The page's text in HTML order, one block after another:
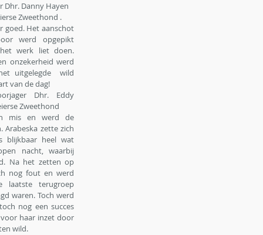
Dhr. Danny Hayen
Zweethond .
goed. Het aanschot
werd opgepikt
werk liet doen.
onzekerheid werd
uitgelegde  wild
van de dag!
Dhr. Eddy
Zweethond
mis en werd de
Arabeska zette zich
blijkbaar heel wat
nacht, waarbij
Na het zetten op
nog fout en werd
laatste terugroep
waren. Toch werd
nog een succes
haar inzet door
wild.